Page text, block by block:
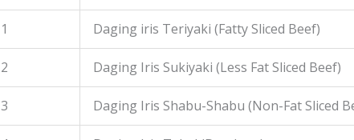
1 Daging iris Teriyaki (Fatty Sliced Beef)
2 Daging Iris Sukiyaki (Less Fat Sliced Beef)
3 Daging Iris Shabu-Shabu (Non-Fat Sliced